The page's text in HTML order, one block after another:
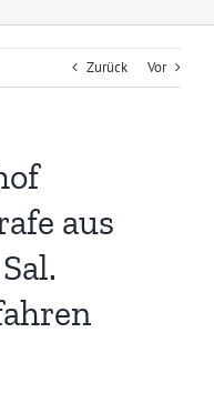
Zurück Vor
aus